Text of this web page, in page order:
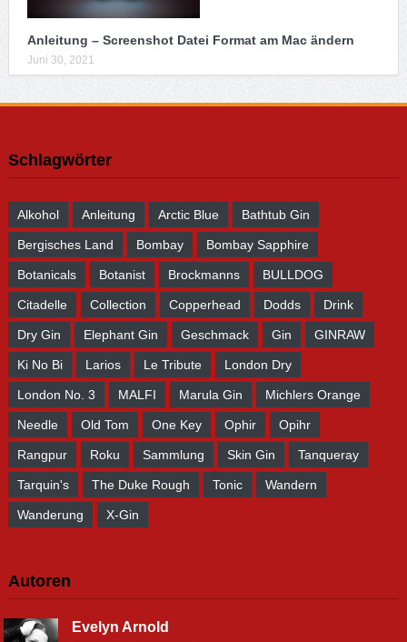
Anleitung – Screenshot Datei Format am Mac ändern
Juni 30, 2021
Schlagwörter
Alkohol Anleitung Arctic Blue Bathtub Gin
Bergisches Land Bombay Bombay Sapphire
Botanicals Botanist Brockmanns BULLDOG
Citadelle Collection Copperhead Dodds Drink
Dry Gin Elephant Gin Geschmack Gin GINRAW
Ki No Bi Larios Le Tribute London Dry
London No. 3 MALFI Marula Gin Michlers Orange
Needle Old Tom One Key Ophir Opihr
Rangpur Roku Sammlung Skin Gin Tanqueray
Tarquin's The Duke Rough Tonic Wandern
Wanderung X-Gin
Autoren
Evelyn Arnold